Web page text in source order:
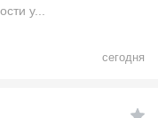
у...
сегодня